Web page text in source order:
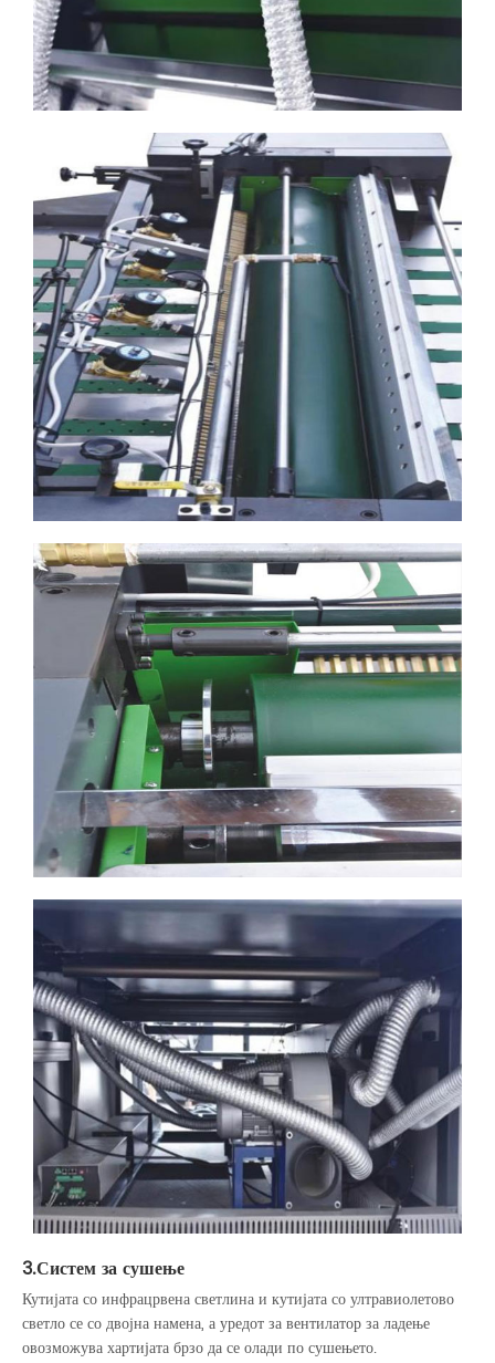
3.Систем за сушење
Кутијата со инфрацрвена светлина и кутијата со ултравиолетово
светло се со двојна намена, а уредот за вентилатор за ладење
овозможува хартијата брзо да се олади по сушењето.